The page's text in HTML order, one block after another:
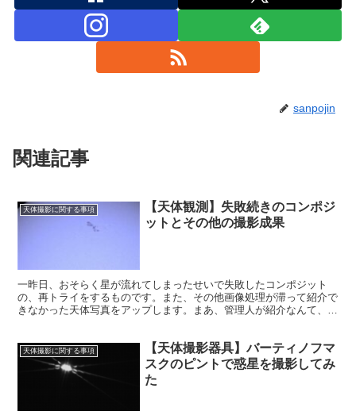
sanpojin
関連記事
天体撮影に関する事項
【天体観測】失敗続きのコンポジ
ットとその他の撮影成果
一昨日、おそらく星が流れてしまったせいで失敗したコンポジット
の、再トライをするものです。また、その他画像処理が滞って紹介で
きなかった天体写真をアップします。まあ、管理人が紹介なんて、お
天体撮影に関する事項
【天体撮影器具】バーティノフマ
スクのピントで惑星を撮影してみ
た